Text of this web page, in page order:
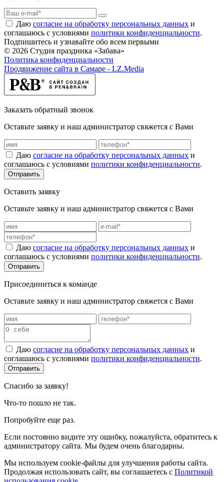
Даю согласие на обработку персональных данных и
соглашаюсь с условиями политики конфиденциальности.
Подпишитесь и узнавайте обо всем первыми
© 2026 Студия праздника «Забава»
Политика конфиденциальности
Продвижение сайта в Самаре - LZ.Media
Заказать обратный звонок
Оставьте заявку и наш администратор свяжется с Вами
Даю согласие на обработку персональных данных и
соглашаюсь с условиями политики конфиденциальности.
Отправить
Оставить заявку
Оставьте заявку и наш администратор свяжется с Вами
Даю согласие на обработку персональных данных и
соглашаюсь с условиями политики конфиденциальности.
Отправить
Присоединиться к команде
Оставьте заявку и наш администратор свяжется с Вами
Даю согласие на обработку персональных данных и
соглашаюсь с условиями политики конфиденциальности.
Отправить
Спасибо за заявку!
Что-то пошло не так.
Попробуйте еще раз.
Если постоянно видите эту ошибку, пожалуйста, обратитесь к
администратору сайта. Мы будем очень благодарны.
Мы используем cookie-файлы для улучшения работы сайта.
Продолжая использовать сайт, вы соглашаетесь с Политикой